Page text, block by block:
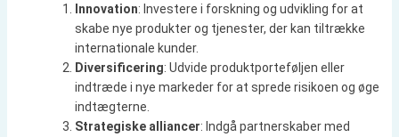
Innovation: Investere i forskning og udvikling for at
skabe nye produkter og tjenester, der kan tiltrække
internationale kunder.
Diversificering: Udvide produktporteføljen eller
indtræde i nye markeder for at sprede risikoen og øge
indtægterne.
Strategiske alliancer: Indgå partnerskaber med